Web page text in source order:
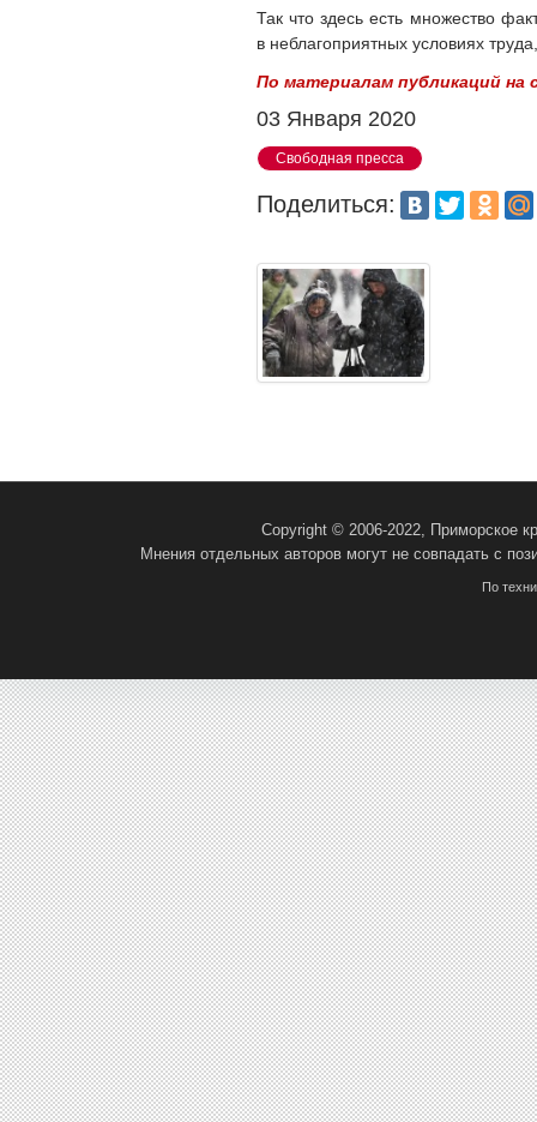
Так что здесь есть множество
в неблагоприятных условиях
По материалам публикаций на
03 Января 2020
Свободная пресса
Поделиться:
Copyright © 2006-2022, Приморское
Мнения отдельных авторов могут не совпадать с
По